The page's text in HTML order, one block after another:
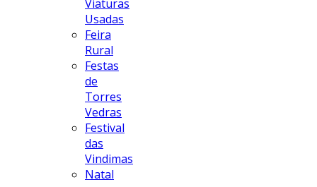
Viaturas
Usadas
Feira
Rural
Festas
de
Torres
Vedras
Festival
das
Vindimas
Natal